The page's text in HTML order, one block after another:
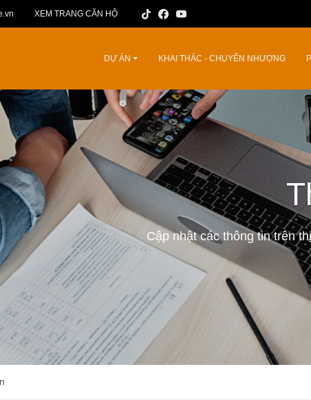
XEM TRANG CĂN HỘ
DỰ ÁN KHAI THÁC - CHUYỂN NHƯỢNG
Cập nhật các thông tin trên